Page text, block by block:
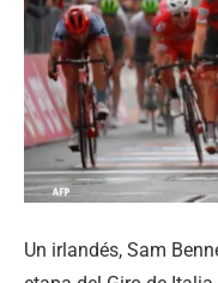
Un irlandés, Sam